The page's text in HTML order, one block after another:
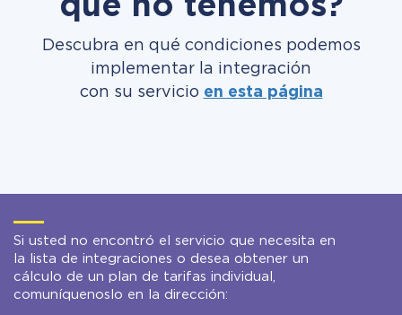
que no tenemos?
Descubra en qué condiciones podemos
implementar la integración
con su servicio en esta página
Si usted no encontró el servicio que necesita en
la lista de integraciones o desea obtener un
cálculo de un plan de tarifas individual,
comuníquenoslo en la dirección: